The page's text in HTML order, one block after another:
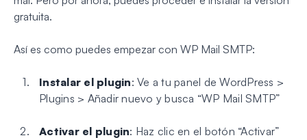
gratuita.
Así es como puedes empezar con WP Mail SMTP:
Instalar el plugin: Ve a tu panel de WordPress >
Plugins > Añadir nuevo y busca “WP Mail SMTP”
Activar el plugin: Haz clic en el botón “Activar”